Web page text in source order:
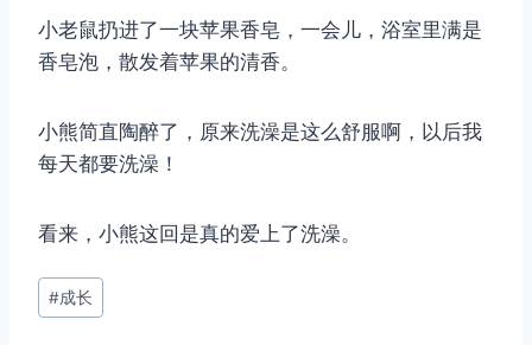
小老鼠扔进了一块苹果香皂，一会儿，浴室里满是
香皂泡，散发着苹果的清香。
小熊简直陶醉了，原来洗澡是这么舒服啊，以后我
每天都要洗澡！
看来，小熊这回是真的爱上了洗澡。
文
章
#成长